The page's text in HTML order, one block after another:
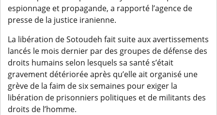
espionnage et propagande, a rapporté l’agence de
presse de la justice iranienne.
La libération de Sotoudeh fait suite aux avertissements
lancés le mois dernier par des groupes de défense des
droits humains selon lesquels sa santé s’était
gravement détériorée après qu’elle ait organisé une
grève de la faim de six semaines pour exiger la
libération de prisonniers politiques et de militants des
droits de l’homme.